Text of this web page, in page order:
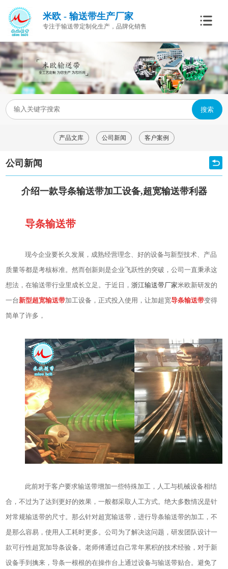
米欧 - 输送带生产厂家
专注于输送带定制化生产，品牌化销售
搜索
产品文库 公司新闻 客户案例
公司新闻
介绍一款导条输送带加工设备,超宽输送带利器
导条输送带
现今企业要长久发展，成熟经营理念、好的设备与新型技术、产品
质量等都是考核标准。然而创新则是企业飞跃性的突破，公司一直秉承这
想法，在输送带行业里成长立足。于近日，浙江输送带厂家米欧新研发的
一台新型超宽输送带加工设备，正式投入使用，让加超宽导条输送带变得
简单了许多，
此前对于客户要求输送带增加一些特殊加工，人工与机械设备相结
合，不过为了达到更好的效果，一般都采取人工方式。绝大多数情况是针
对常规输送带的尺寸。那么针对超宽输送带，进行导条输送带的加工，不
是那么容易，使用人工耗时更多。公司为了解决这问题，研发团队设计一
款可行性超宽加导条设备。老师傅通过自己常年累积的技术经验，对于新
设备手到擒来，导条一根根的在操作台上通过设备与输送带贴合。避免了